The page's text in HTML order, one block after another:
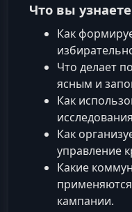
Что вы узнаете
Как
Что делает
ясным и
Как
Как
управление
Какие
кампании.